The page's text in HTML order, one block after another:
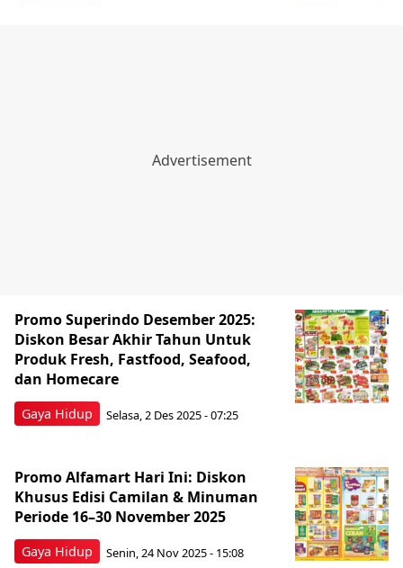
Gaya Hidup
Promo Superindo Desember 2025:
Diskon Besar Akhir Tahun Untuk
Produk Fresh, Fastfood, Seafood,
dan Homecare
Selasa, 2 Des 2025 - 07:25
Gaya Hidup
Promo Alfamart Hari Ini: Diskon
Khusus Edisi Camilan & Minuman
Periode 16–30 November 2025
Senin, 24 Nov 2025 - 15:08